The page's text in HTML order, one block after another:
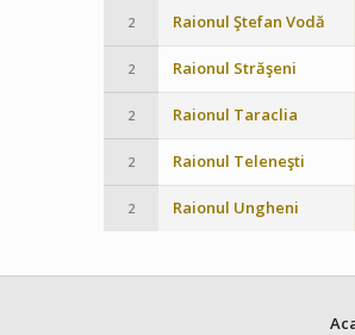
2 Raionul Ştefan Vodă
2 Raionul Străşeni
2 Raionul Taraclia
2 Raionul Teleneşti
2 Raionul Ungheni